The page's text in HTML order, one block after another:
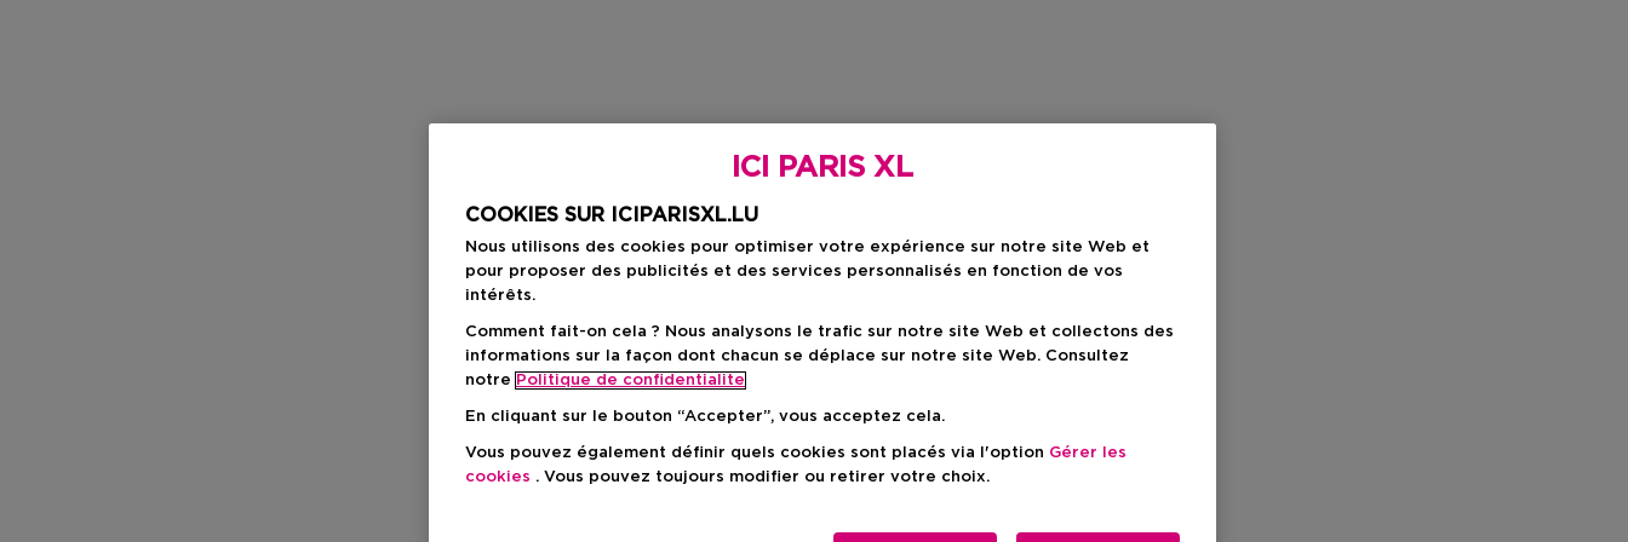
ICI PARIS XL
COOKIES SUR ICIPARISXL.LU
Nous utilisons des cookies pour optimiser votre expérience sur notre site Web et
pour proposer des publicités et des services personnalisés en fonction de vos
intérêts.
Comment fait-on cela ? Nous analysons le trafic sur notre site Web et collectons des
informations sur la façon dont chacun se déplace sur notre site Web. Consultez
notre Politique de confidentialite
En cliquant sur le bouton “Accepter”, vous acceptez cela.
Vous pouvez également définir quels cookies sont placés via l'option Gérer les
cookies . Vous pouvez toujours modifier ou retirer votre choix.